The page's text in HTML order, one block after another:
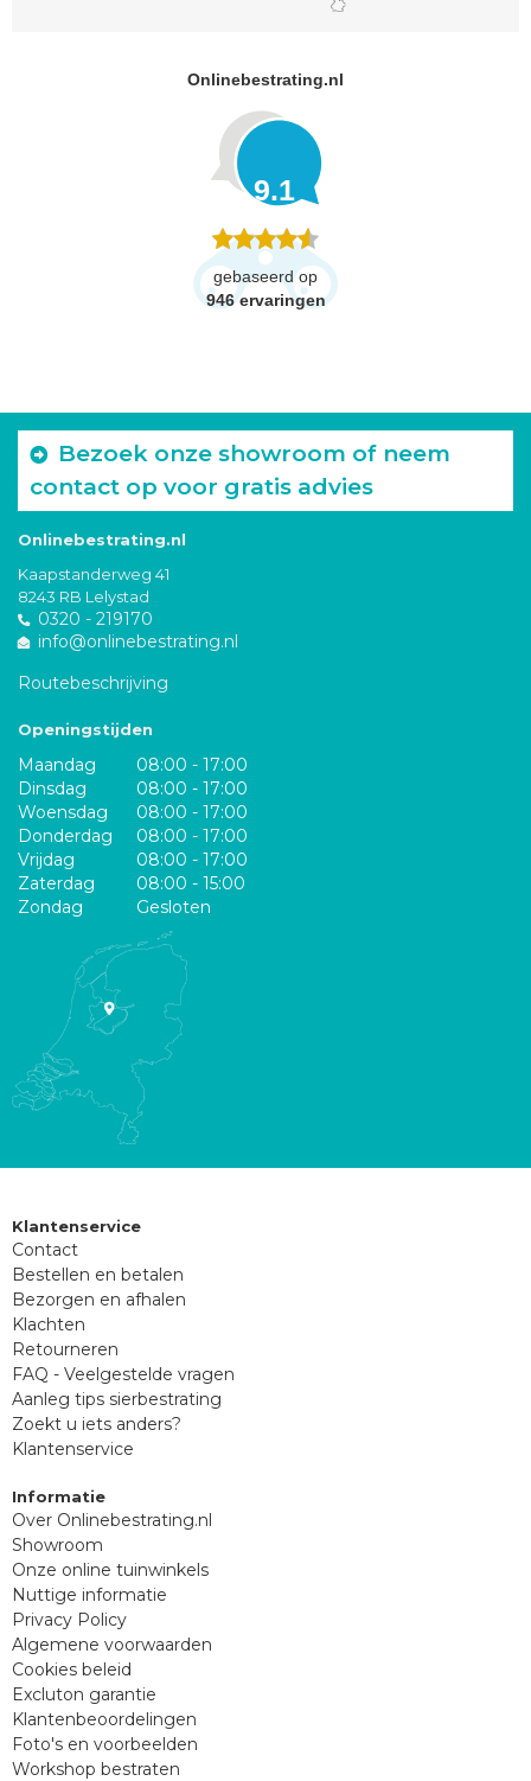
Onlinebestrating.nl
9.1
gebaseerd op
946 ervaringen
Bezoek onze showroom of neem
contact op voor gratis advies
Onlinebestrating.nl
Kaapstanderweg 41
8243 RB Lelystad
0320 - 219170
info@onlinebestrating.nl
Routebeschrijving
Openingstijden
Maandag
08:00 - 17:00
Dinsdag
08:00 - 17:00
Woensdag
08:00 - 17:00
Donderdag
08:00 - 17:00
Vrijdag
08:00 - 17:00
Zaterdag
08:00 - 15:00
Zondag
Gesloten
Klantenservice
Contact
Bestellen en betalen
Bezorgen en afhalen
Klachten
Retourneren
FAQ - Veelgestelde vragen
Aanleg tips sierbestrating
Zoekt u iets anders?
Klantenservice
Informatie
Over Onlinebestrating.nl
Showroom
Onze online tuinwinkels
Nuttige informatie
Privacy Policy
Algemene voorwaarden
Cookies beleid
Excluton garantie
Klantenbeoordelingen
Foto's en voorbeelden
Workshop bestraten